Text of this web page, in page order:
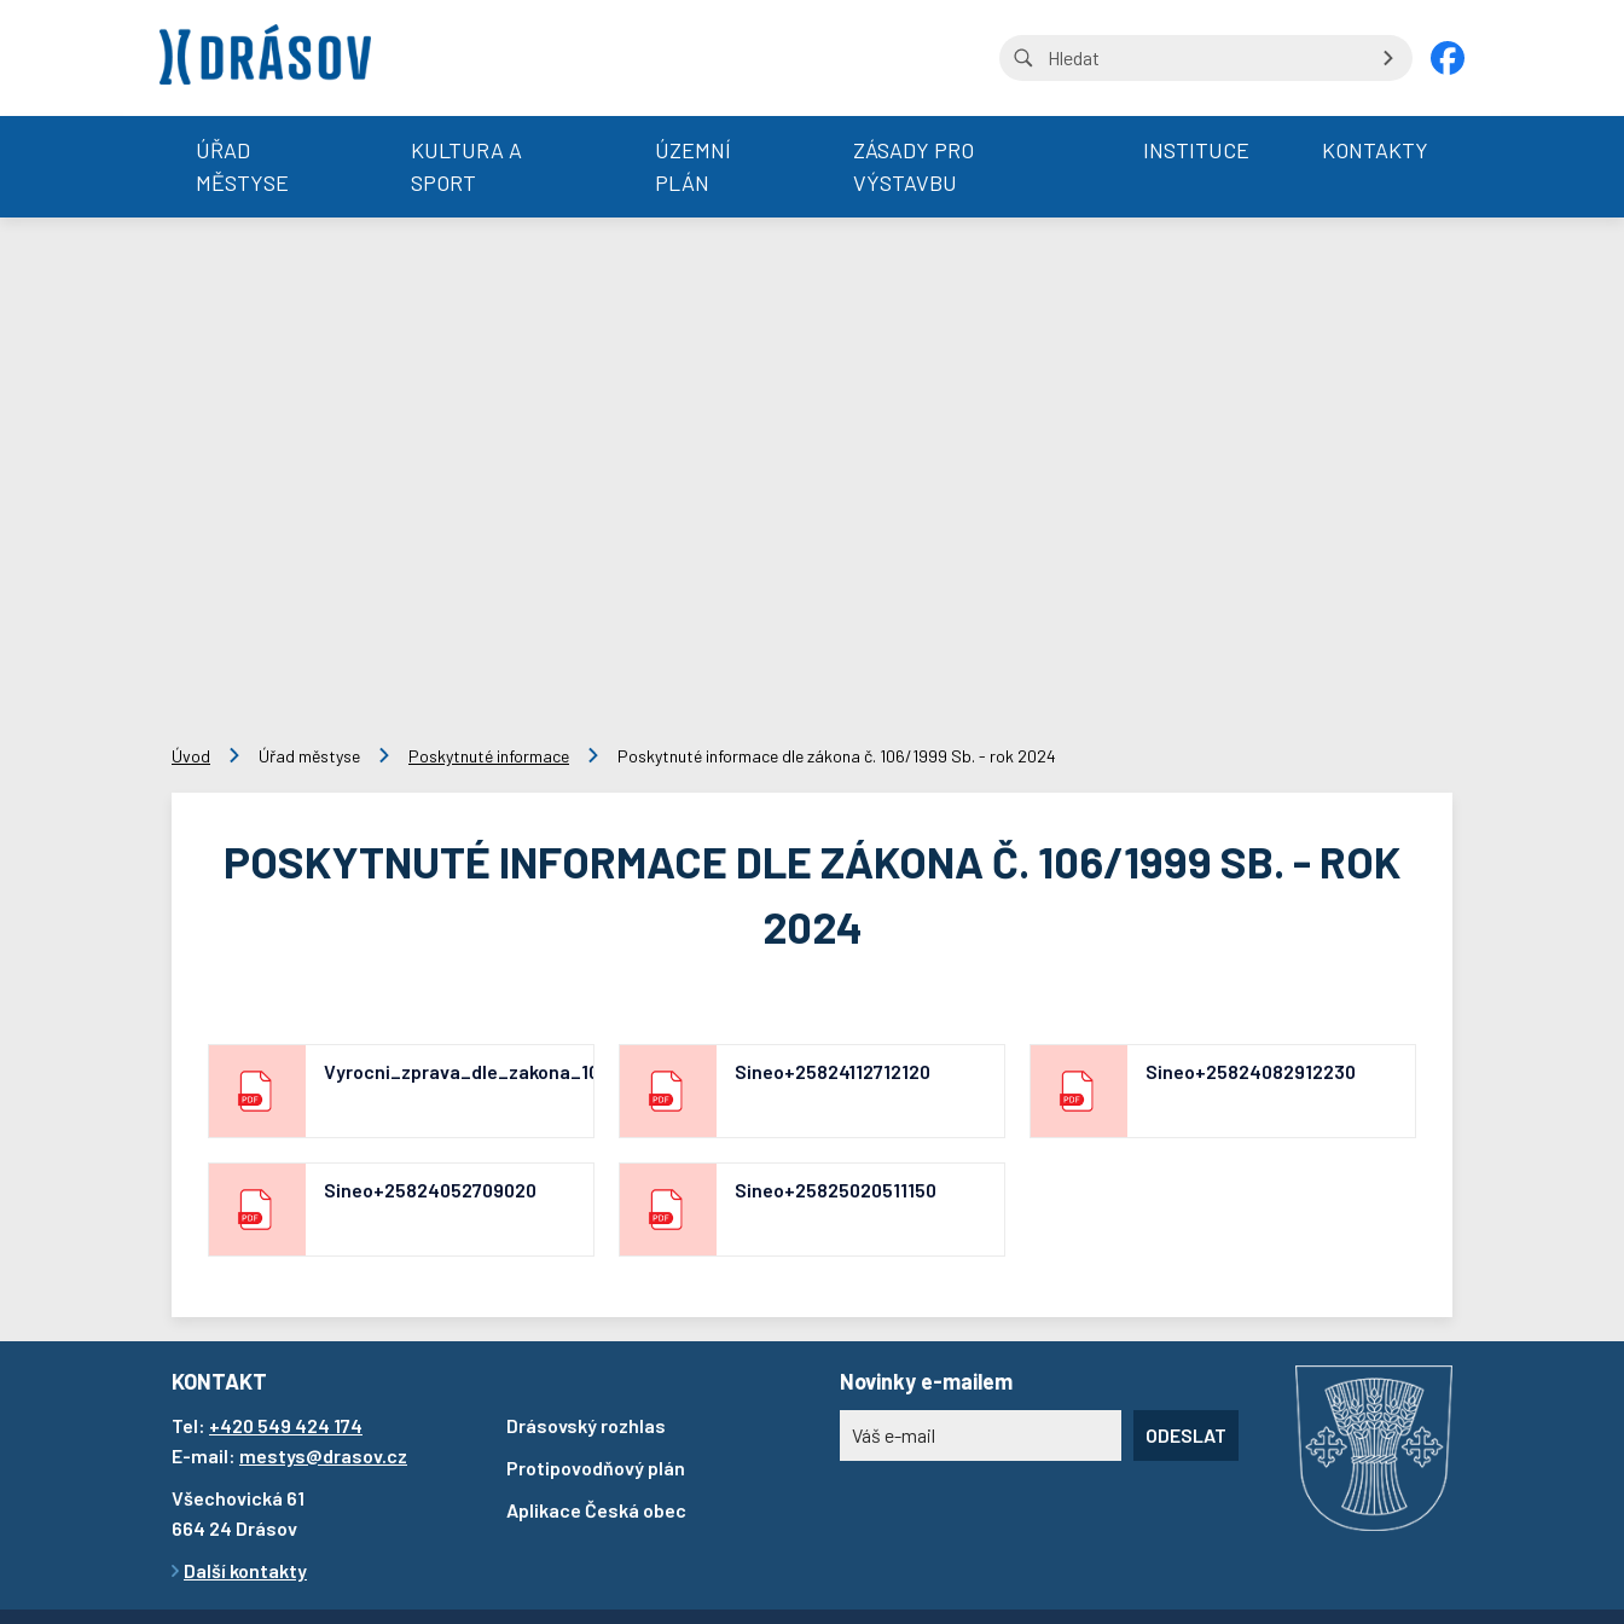
ÚŘAD
MĚSTYSE
KULTURA A
SPORT
ÚZEMNÍ
PLÁN
ZÁSADY PRO
VÝSTAVBU
INSTITUCE KONTAKTY
Úvod Úřad městyse Poskytnuté informace Poskytnuté informace dle zákona č. 106/1999 Sb. - rok 2024
POSKYTNUTÉ INFORMACE DLE ZÁKONA Č. 106/1999 SB. - ROK
2024
Vyrocni_zprava_dle_zakona_106_za_rok_2024 Sineo+25824112712120 Sineo+25824082912230
Sineo+25824052709020 Sineo+25825020511150
KONTAKT
Tel: +420 549 424 174
E-mail: mestys@drasov.cz
Všechovická 61
664 24 Drásov
Další kontakty
Drásovský rozhlas
Protipovodňový plán
Aplikace Česká obec
Novinky e-mailem
ODESLAT